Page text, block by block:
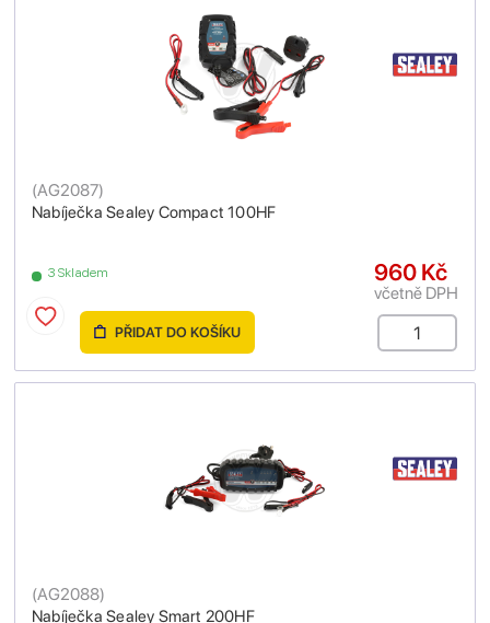
Nabíječka Sealey Compact 100HF
(AG2087)
3 Skladem 960 Kč
včetně DPH
PŘIDAT DO KOŠÍKU
Nabíječka Sealey Smart 200HF
(AG2088)